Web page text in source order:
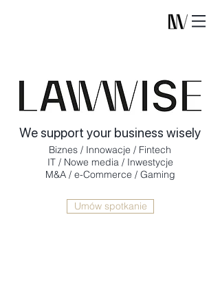
We support your business wisely
Biznes / Innowacje / Fintech
IT / Nowe media / Inwestycje
M&A / e-Commerce / Gaming
Umów spotkanie